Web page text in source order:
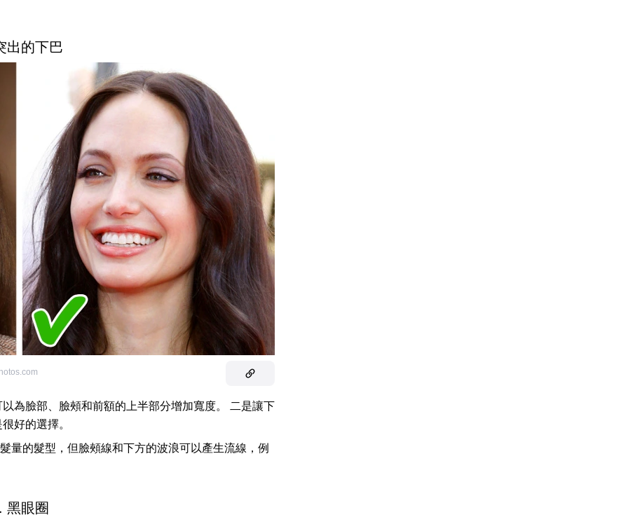
出的下巴
為臉部、臉頰和前額的上半部分增加寬度。 二是讓下
好的選擇。
量的髮型，但臉頰線和下方的波浪可以產生流線，例
黑眼圈